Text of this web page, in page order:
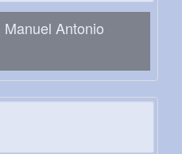
Antonio